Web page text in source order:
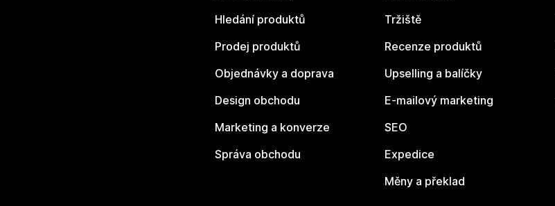
Hledání produktů
Prodej produktů
Objednávky a doprava
Design obchodu
Marketing a konverze
Správa obchodu
Tržiště
Recenze produktů
Upselling a balíčky
E-mailový marketing
SEO
Expedice
Měny a překlad